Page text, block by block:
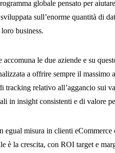
globale pensato per
sull’enorme quantità di
business.
le due aziende e su
a offrire sempre il massimo
tracking relativo all’aggancio sui
in insight consistenti e di valore
misura in clienti eCommerce
è la crescita, con ROI target e